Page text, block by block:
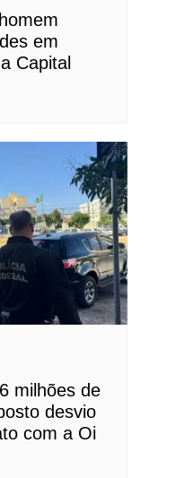
em
Capital
milhões de
desvio
com a Oi